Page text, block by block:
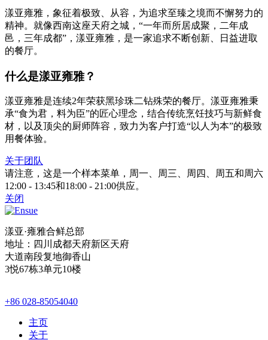
漾亚雍雅，象征着极致、从容，为追求至臻之境而不懈努力的
精神。就像西南这座天府之城，“一年而所居成聚，二年成
邑，三年成都”，漾亚雍雅，是一家追求不断创新、日益进取
的餐厅。
什么是漾亚雍雅？
漾亚雍雅是连续2年荣获黑珍珠二钻殊荣的餐厅。漾亚雍雅秉
承“食为君，料为臣”的匠心理念，结合传统烹饪技巧与新鲜食
材，以及顶尖的厨师阵容，致力为客户打造“以人为本”的极致
用餐体验。
关于团队
请注意，这是一个样本菜单，周一、周三、周四、周五和周六
12:00 - 13:45和18:00 - 21:00供应。
关闭
漾亚·雍雅合鲜总部
地址：四川成都天府新区天府
大道南段复地御香山
3悦67栋3单元10楼
+86 028-85054040
主页
关于